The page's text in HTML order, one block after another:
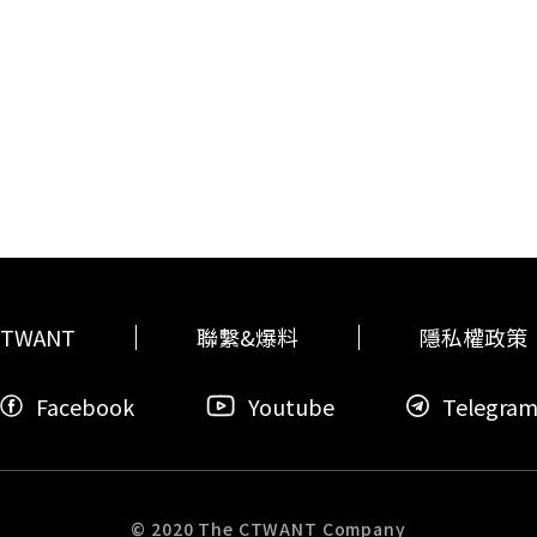
在民更為確立，中華民國台澎金馬第一次總統直選後，李登
為中華民國、中華民國台灣，或是稱呼我們為台灣，我當選總
總統。中華民國、中華民國台灣、台灣都是我們的名字，都是
有規定你要有多少邦交國你才是主權獨立國家，主要的是我們
國之主權屬於國民全體；誰是國民全體，第三條明定，具有
台澎金馬。總共大約有2300萬人。這很清楚。另外，不管什
聯繫&爆料 隱私權政策
Facebook Youtube Telegram
© 2020 The CTWANT Company